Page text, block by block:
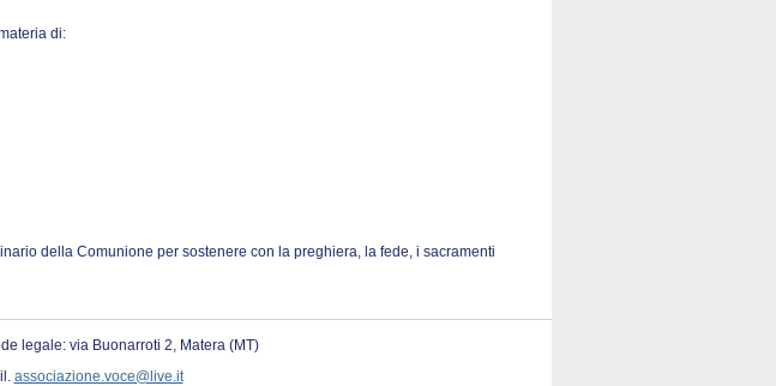
di:
della Comunione per sostenere con la preghiera, la fede, i sacramenti
legale: via Buonarroti 2, Matera (MT)
associazione.voce@live.it